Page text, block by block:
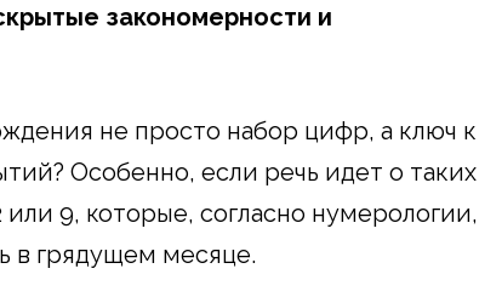
закономерности и
не просто набор цифр, а ключ к
Особенно, если речь идет о таких
или 9, которые, согласно нумерологии,
в грядущем месяце.